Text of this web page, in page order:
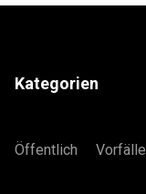
Kategorien
Öffentlich Vorfälle